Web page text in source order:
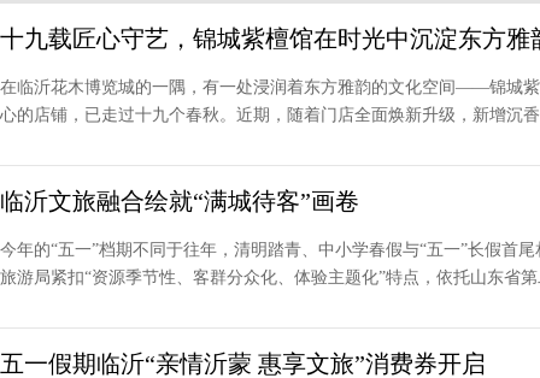
十九载匠心守艺，锦城紫檀馆在时光中沉淀东方雅
在临沂花木博览城的一隅，有一处浸润着东方雅韵的文化空间——锦城
心的店铺，已走过十九个春秋。近期，随着门店全面焕新升级，新增沉
临沂文旅融合绘就“满城待客”画卷
今年的“五一”档期不同于往年，清明踏青、中小学春假与“五一”长假首
旅游局紧扣“资源季节性、客群分众化、体验主题化”特点，依托山东省
五一假期临沂“亲情沂蒙 惠享文旅”消费券开启